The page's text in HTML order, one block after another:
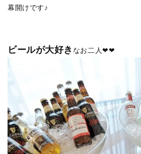
幕開けです♪
ビールが大好き なお二人❤❤